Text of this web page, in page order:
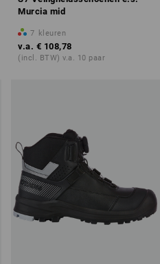
Murcia mid
7 kleuren
v.a. € 108,78
(incl. BTW) v.a. 10 paar